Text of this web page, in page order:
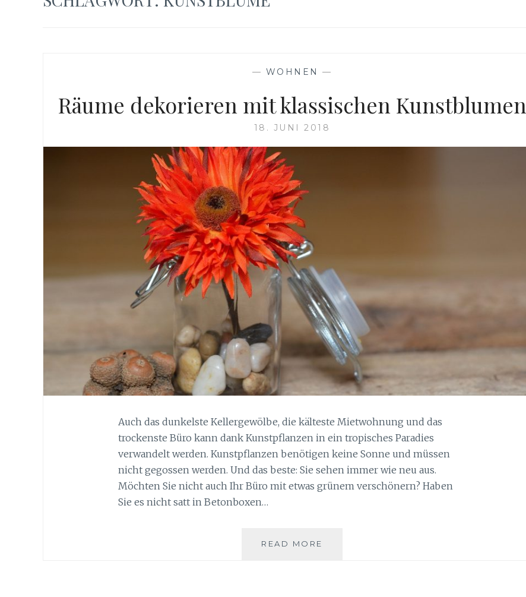
— WOHNEN —
Räume dekorieren mit klassischen Kunstblumen
18. JUNI 2018
Auch das dunkelste Kellergewölbe, die kälteste Mietwohnung und das
trockenste Büro kann dank Kunstpflanzen in ein tropisches Paradies
verwandelt werden. Kunstpflanzen benötigen keine Sonne und müssen
nicht gegossen werden. Und das beste: Sie sehen immer wie neu aus.
Möchten Sie nicht auch Ihr Büro mit etwas grünem verschönern? Haben
Sie es nicht satt in Betonboxen…
READ MORE